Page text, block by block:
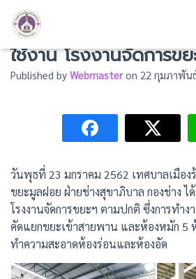
เทศบาลเมืองร้อยเอ็ด ไ
ใช้งาน โรงงานจัดการข
Published by Webmasteron 22 กุมภาพัน
วันพุธที่ 23 มกราคม 2562 เทศบาลเมือง
ขยะมูลฝอย ฝ่ายช่างสุขาภิบาล กองช่าง ไ
โรงงานจัดการขยะฯ ตามปกติ ซึ่งการทำง
คัดแยกขยะเข้าสายพาน และห้องหมัก 5
ทำความสะอาดห้องร่อนและห้องอัด